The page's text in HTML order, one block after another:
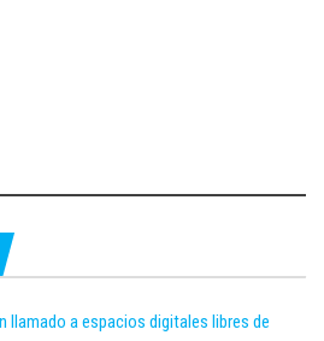
llamado a espacios digitales libres de